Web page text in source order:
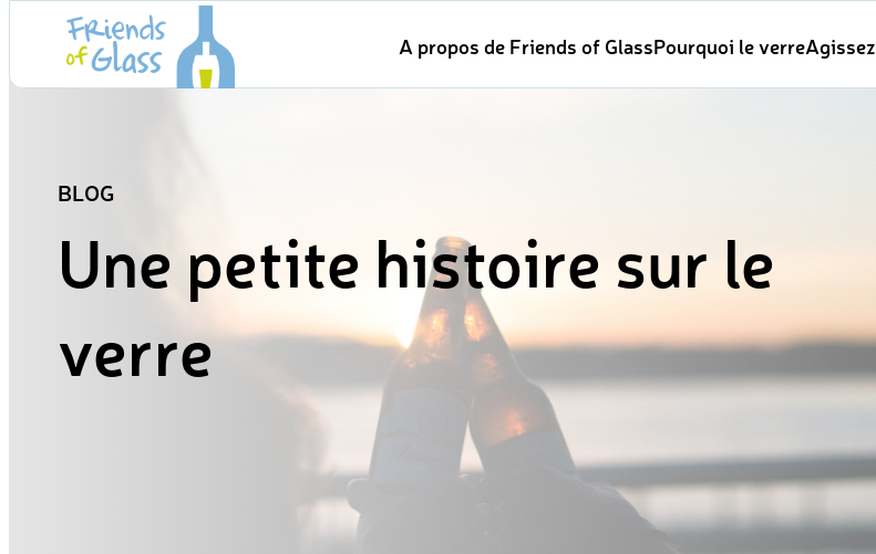
content
A propos de Friends of GlassPourquoi le verreAgissez
BLOG
Une petite histoire sur le
verre